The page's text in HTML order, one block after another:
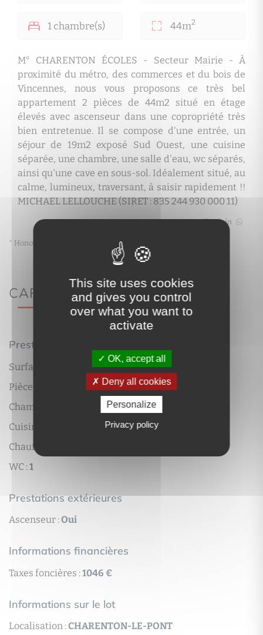
1 chambre(s) 44m2
M° CHARENTON ÉCOLES - Secteur Mairie - À
proximité du métro, des commerces et du bois de
Vincennes, nous vous proposons ce très bel
appartement 2 pièces de 44m2 situé en étage
élevés avec ascenseur dans une copropriété très
bien entretenue. Il se compose d'une entrée, un
séjour de 19m2 exposé Sud Ouest, une cuisine
séparée, une chambre, une salle d'eau, wc séparés,
ainsi qu'une cave en sous-sol. Idéalement situé, au
calme, lumineux, traversant, à saisir rapidement !!
MICHAEL LELLOUCHE (SIRET : 835 244 930 000 11)
* Honoraires à la charge du vendeur
CARACTÉRISTIQUES
Prestations intérieures
Surface habitable :44 m2
Pièce(s) :
Chambre(s) :
Cuisine :
séparée équipée
Chauffage :
WC :1
Prestations extérieures
Ascenseur :Oui
Informations financières
Taxes foncières :1046 €
Informations sur le lot
Localisation :CHARENTON-LE-PONT
This site uses cookies
and gives you control
over what you want to
activate
OK, accept all
Deny all cookies
Personalize
Privacy policy